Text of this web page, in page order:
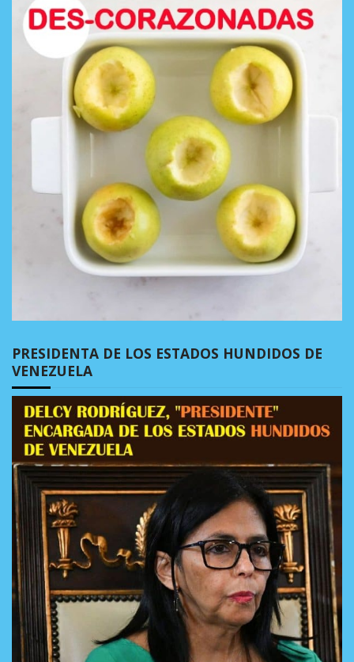
PRESIDENTA DE LOS ESTADOS HUNDIDOS DE
VENEZUELA